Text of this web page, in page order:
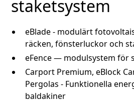
staketsystem
eBlade - modulärt
räcken, fönsterluckor och
eFence — modulsystem för
Carport Premium, eBlock
Pergolas - Funktionella
baldakiner